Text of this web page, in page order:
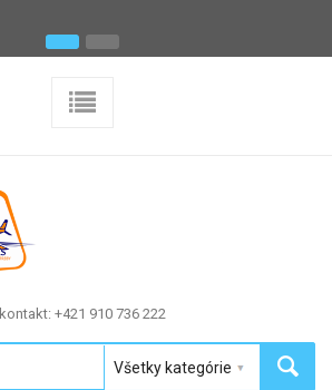
kontakt: +421 910 736 222